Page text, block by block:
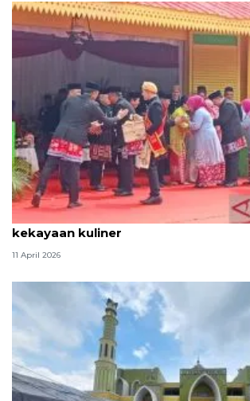
Tradisi hantaran Lebaran Betawi
kekayaan kuliner
11 April 2026